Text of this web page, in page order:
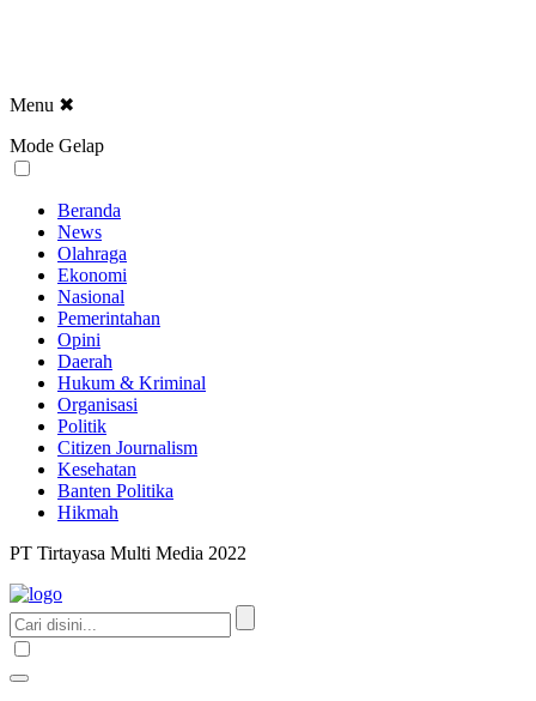
Menu ✖
Mode Gelap
Beranda
News
Olahraga
Ekonomi
Nasional
Pemerintahan
Opini
Daerah
Hukum & Kriminal
Organisasi
Politik
Citizen Journalism
Kesehatan
Banten Politika
Hikmah
PT Tirtayasa Multi Media 2022